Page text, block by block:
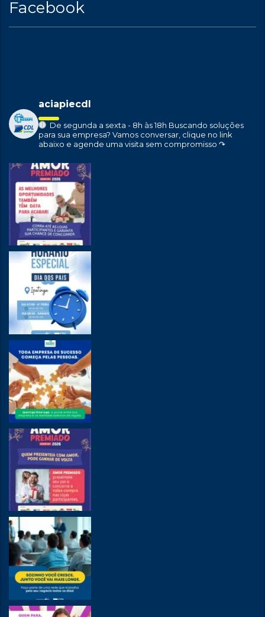
Facebook
aciapiecdl
De segunda a sexta - 8h às 18h Buscando soluções
para sua empresa? Vamos conversar, clique no link
abaixo e agende uma visita sem compromisso ↷